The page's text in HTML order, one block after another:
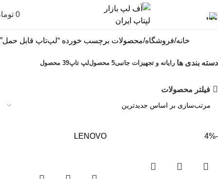
0
خانه فروشگاه محصولات برچسب خورده “لپ‌تاپ قابل حمل”
دسته بندی ها رایانه و تجهیزات جانبی5 محصول لپ تاپ39 محصول
فیلتر محصولات
-4%
LENOVO